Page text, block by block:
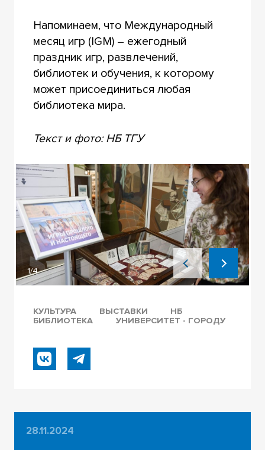
Напоминаем, что Международный
месяц игр (IGM) – ежегодный
праздник игр, развлечений,
библиотек и обучения, к которому
может присоединиться любая
библиотека мира.
Текст и фото: НБ ТГУ
1/4
КУЛЬТУРА ВЫСТАВКИ
НБ
БИБЛИОТЕКА
УНИВЕРСИТЕТ - ГОРОДУ
28.11.2024